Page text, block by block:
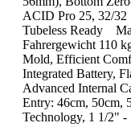
ACID Pro 25, 32/32
Tubeless Ready
Fahrergewicht 110
Mold, Efficient
Integrated Battery,
Advanced Internal
Entry: 46cm,
Technology, 1 1/2"